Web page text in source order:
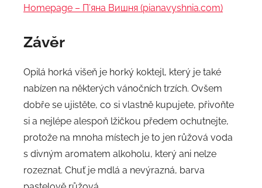
Homepage – П’яна Вишня (pianavyshnia.com)
Závěr
Opilá horká višeň je horký koktejl, který je také
nabízen na některých vánočních trzích. Ovšem
dobře se ujistěte, co si vlastně kupujete, přivoňte
si a nejlépe alespoň lžičkou předem ochutnejte,
protože na mnoha místech je to jen růžová voda
s divným aromatem alkoholu, který ani nelze
rozeznat. Chuť je mdlá a nevýrazná, barva